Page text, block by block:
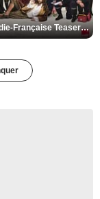
De la Comédie-Française Teaser VF